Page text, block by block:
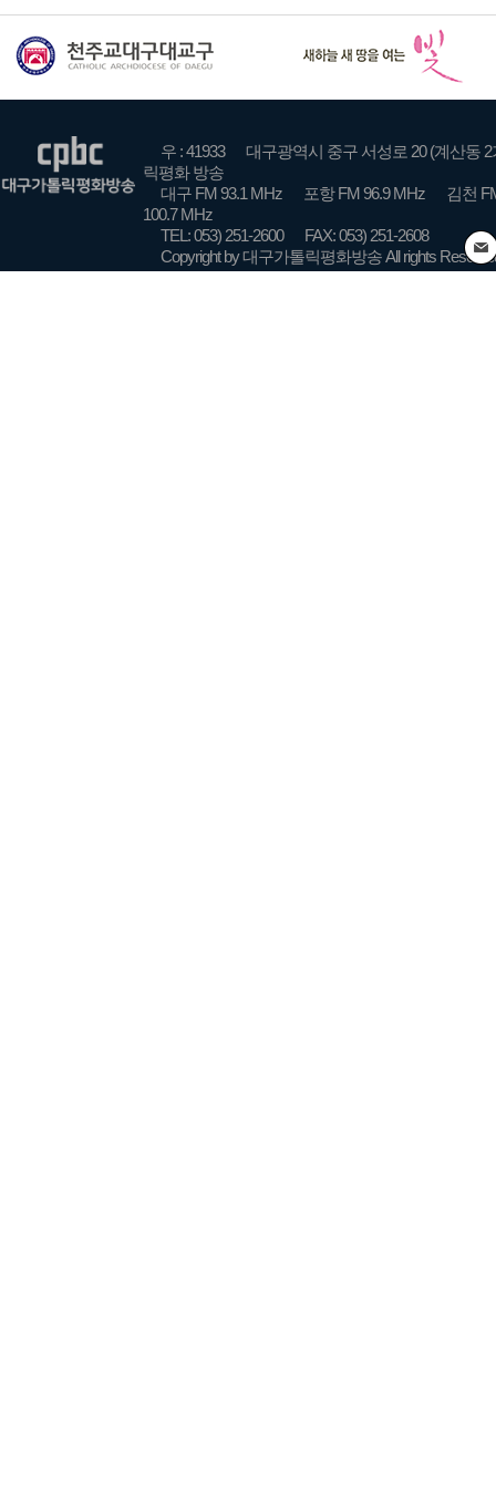
우 : 41933
대구광역시 중구 서성로 20 (계산동 2
릭평화 방송
대구 FM 93.1 MHz
포항 FM 96.9 MHz
김천
100.7 MHz
TEL: 053) 251-2600
FAX: 053) 251-2608
Copyright by 대구가톨릭평화방송 All rights